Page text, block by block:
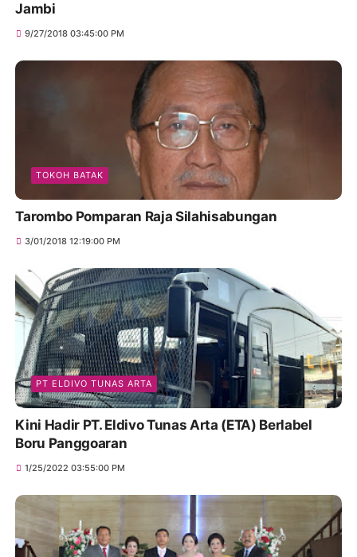
Jambi
9/27/2018 03:45:00 PM
TOKOH BATAK
Tarombo Pomparan Raja Silahisabungan
3/01/2018 12:19:00 PM
PT ELDIVO TUNAS ARTA
Kini Hadir PT. Eldivo Tunas Arta (ETA) Berlabel
Boru Panggoaran
1/25/2022 03:55:00 PM